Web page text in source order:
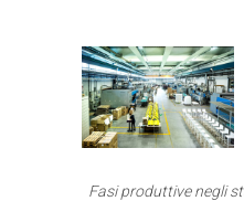
Fasi produttive negli